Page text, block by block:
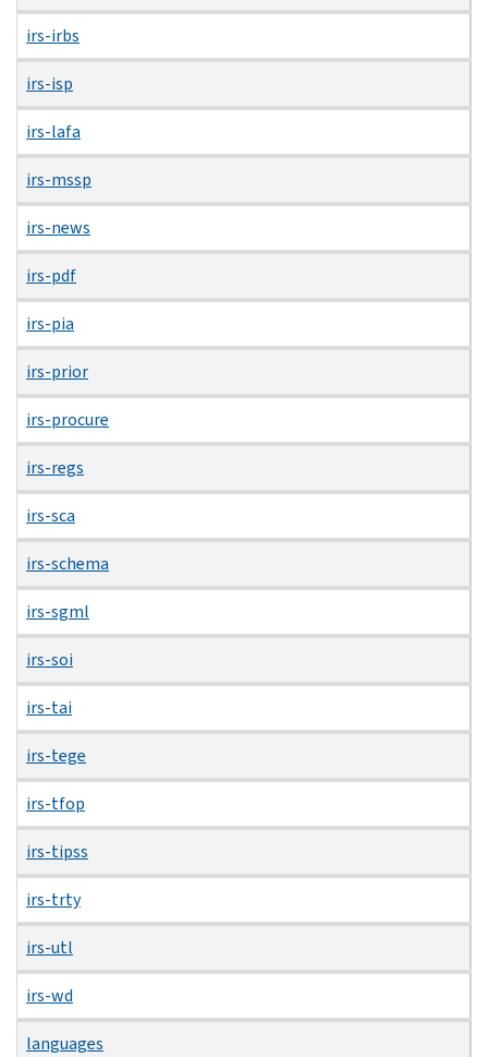
irs-irbs
irs-isp
irs-lafa
irs-mssp
irs-news
irs-pdf
irs-pia
irs-prior
irs-procure
irs-regs
irs-sca
irs-schema
irs-sgml
irs-soi
irs-tai
irs-tege
irs-tfop
irs-tipss
irs-trty
irs-utl
irs-wd
languages